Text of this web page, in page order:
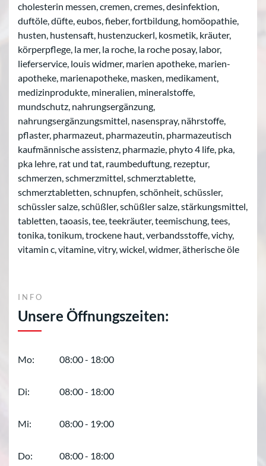
cholesterin messen, cremen, cremes, desinfektion,
duftöle, düfte, eubos, fieber, fortbildung, homöopathie,
husten, hustensaft, hustenzuckerl, kosmetik, kräuter,
körperpflege, la mer, la roche, la roche posay, labor,
lieferservice, louis widmer, marien apotheke, marien-
apotheke, marienapotheke, masken, medikament,
medizinprodukte, mineralien, mineralstoffe,
mundschutz, nahrungsergänzung,
nahrungsergänzungsmittel, nasenspray, nährstoffe,
pflaster, pharmazeut, pharmazeutin, pharmazeutisch
kaufmännische assistenz, pharmazie, phyto 4 life, pka,
pka lehre, rat und tat, raumbeduftung, rezeptur,
schmerzen, schmerzmittel, schmerztablette,
schmerztabletten, schnupfen, schönheit, schüssler,
schüssler salze, schüßler, schüßler salze, stärkungsmittel,
tabletten, taoasis, tee, teekräuter, teemischung, tees,
tonika, tonikum, trockene haut, verbandsstoffe, vichy,
vitamin c, vitamine, vitry, wickel, widmer, ätherische öle
INFO
Unsere Öffnungszeiten:
Mo: 08:00 - 18:00
Di: 08:00 - 18:00
Mi: 08:00 - 19:00
Do: 08:00 - 18:00